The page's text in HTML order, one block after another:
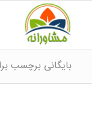
بایگانی برچسب